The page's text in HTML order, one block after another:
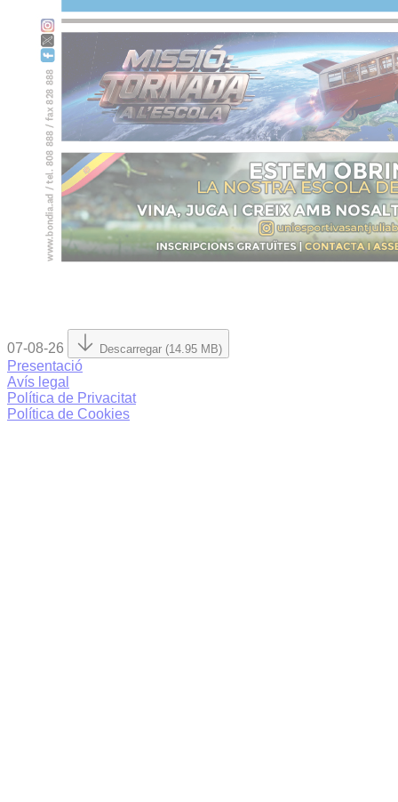
07-08-26 Descarregar (14.95 MB)
Presentació
Avís legal
Política de Privacitat
Política de Cookies